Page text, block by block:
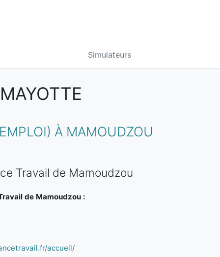
Simulateurs
À MAMOUDZOU
Travail de Mamoudzou
de Mamoudzou :
accueil/